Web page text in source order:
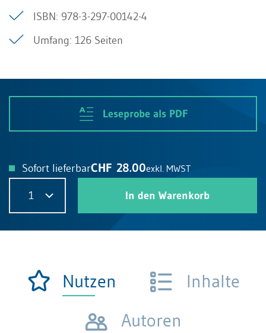
ISBN: 978-3-297-00142-4
Umfang: 126 Seiten
Leseprobe als PDF
Sofort lieferbarCHF 28.00exkl. MWST
1 In den Warenkorb
Nutzen
Inhalte
Autoren